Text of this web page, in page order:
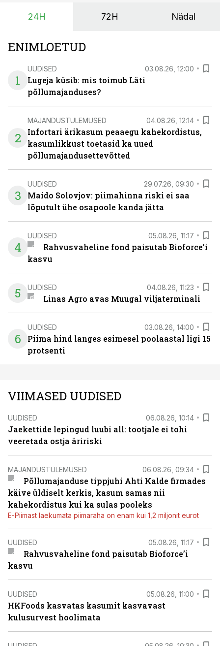
põllumajandusettevõtete jaoks üheks olulisemaks
24H 72H Nädal
ENIMLOETUD
1
UUDISED 03.08.26, 12:00
Lugeja küsib: mis toimub Läti
põllumajanduses?
2
MAJANDUSTULEMUSED 04.08.26, 12:14
Infortari ärikasum peaaegu kahekordistus,
kasumlikkust toetasid ka uued
põllumajandusettevõtted
3
UUDISED 29.07.26, 09:30
Maido Solovjov: piimahinna riski ei saa
lõputult ühe osapoole kanda jätta
4
UUDISED 05.08.26, 11:17
Rahvusvaheline fond paisutab Bioforce’i
kasvu
5 UUDISED 04.08.26, 11:23
Linas Agro avas Muugal viljaterminali
6
UUDISED 03.08.26, 14:00
Piima hind langes esimesel poolaastal ligi 15
protsenti
VIIMASED UUDISED
UUDISED 06.08.26, 10:14
Jaekettide lepingud luubi all: tootjale ei tohi
veeretada ostja äririski
MAJANDUSTULEMUSED 06.08.26, 09:34
Põllumajanduse tippjuhi Ahti Kalde firmades
käive üldiselt kerkis, kasum samas nii
kahekordistus kui ka sulas pooleks
E-Piimast laekumata piimaraha on enam kui 1,2 miljonit eurot
UUDISED 05.08.26, 11:17
Rahvusvaheline fond paisutab Bioforce’i
kasvu
UUDISED 05.08.26, 11:00
HKFoods kasvatas kasumit kasvavast
kulusurvest hoolimata